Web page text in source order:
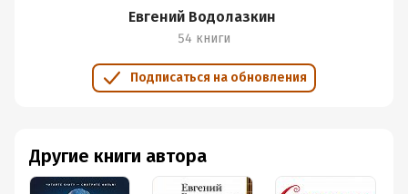
Евгений Водолазкин
54 книги
Подписаться на обновления
Другие книги автора